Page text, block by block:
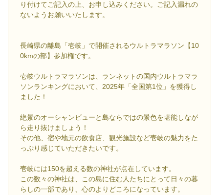
り付けてご記入の上、お申し込みください。ご記入漏れの
ないようお願いいたします。
長崎県の離島「壱岐」で開催されるウルトラマラソン【10
0kmの部】参加権です。
壱岐ウルトラマラソンは、ランネットの国内ウルトラマラ
ソンランキングにおいて、2025年「全国第1位」を獲得し
ました！
絶景のオーシャンビューと島ならではの景色を堪能しなが
ら走り抜けましょう！
その他、宿や地元の飲食店、観光施設など壱岐の魅力をた
っぷり感じていただきたいです。
壱岐には150を超える数の神社が点在しています。
この数々の神社は、この島に住む人たちにとって日々の暮
らしの一部であり、心のよりどころになっています。